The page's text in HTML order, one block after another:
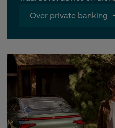
Over private banking